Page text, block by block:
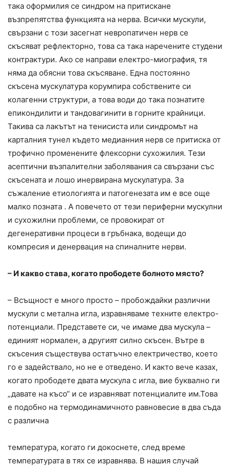
така оформилия се синдром на притискане
възпрепятства функцията на нерва. Всички мускули,
свързани с този засегнат невропатичен нерв се
скъсяват рефлекторно, това са така наречените студени
контрактури. Ако се направи електро-миография, тя
няма да обясни това скъсяване. Една постоянно
скъсена мускулатура корумпира собствените си
колагенни структури, а това води до така познатите
епикондилити и тандовагинити в горните крайници.
Такива са лакътът на тенисиста или синдромът на
карталния тунел където медианния нерв се притиска от
трофично променените флексорни сухожилия. Тези
асептични възпалителни заболявания са свързани със
скъсената и лошо инервирана мускулатура. За
съжаление етиологията и патогенезата им е все още
малко позната . А повечето от тези периферни мускулни
и сухожилни проблеми, се провокират от
дегенеративни процеси в гръбнака, водещи до
компресия и денервация на спиналните нерви.
– И какво става, когато прободете болното място?
– Всъщност е много просто – пробождайки различни
мускули с метална игла, изравняваме техните електро-
потенциали. Представете си, че имаме два мускула –
единият нормален, а другият силно скъсен. Вътре в
скъсения съществува остатъчно електричество, което
го е задействало, но не е отведено. И както вече казах,
когато прободете двата мускула с игла, вие буквално ги
„давате на късо“ и се изравняват потенциалите им.Това
е подобно на термодинамичното равновесие в два съда
с различна
температура, когато ги докоснете, след време
температурата в тях се изравнява. В нашия случай